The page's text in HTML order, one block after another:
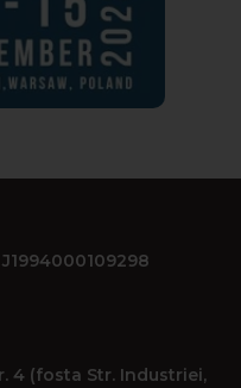
J1994000109298
4 (fosta Str. Industriei,